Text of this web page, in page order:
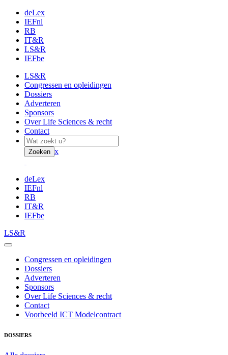
deLex
IEFnl
RB
IT&R
LS&R
IEFbe
LS&R
Congressen en opleidingen
Dossiers
Adverteren
Sponsors
Over Life Sciences & recht
Contact
Zoeken x
deLex
IEFnl
RB
IT&R
IEFbe
LS&R
Congressen en opleidingen
Dossiers
Adverteren
Sponsors
Over Life Sciences & recht
Contact
Voorbeeld ICT Modelcontract
DOSSIERS